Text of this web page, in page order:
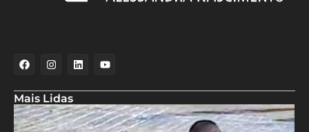
Mais Lidas